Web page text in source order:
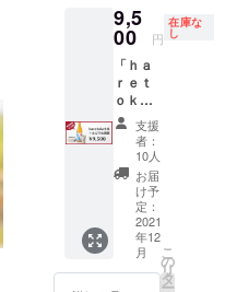
燕市秋
葉町4丁
号 【栄
養成分
表示品
150gあ
たり】
熱量：
68kcal
たんぱ
く質：
0.4g 脂
質：
13.3g
り」
（本町
そ菜出
荷組
合）
②「菌
床しい
たけ」
（しい
たけ新
六）
名
称：
しょう
ゆ漬け
(刻み)
２５６
－９３
－６３
５５
《定
員》１
０名
《講
師》加
藤 恵
http://s
nowdro
に使用
し、家
庭の食
卓に欠
かせな
い商品
熱々の
白米の
上にの
せて召
し上が
るもよ
し、お
酒の共
に召し
上がる
さい。
≪昆布
カッパ
１５０
g≫ 燕
市名産
をメイ
ン食材
に使用
し、家
庭の食
卓に欠
かせな
い商品
し開
発・醸
造！！
五百万
石なら
では
の、コ
メの旨
味を感
じら
れ、
スッキ
リとし
たのど
越し
米：五
百万石
産：ひ
うら農
場） 精
米歩
合：６
０％
（純米
吟醸規
格） ア
ルコー
ル度
数：１
純米吟
醸 し
ぼりた
て生原
酒≫ 酒
米：五
百万石
（燕市
産：ひ
うら農
場） 精
米歩
合：６
０％
（純米
吟醸規
本 ・
「まど
ろむ酒
器
桜」
（株式
会社新
越ワー
ス）：
２ケ ・
「昆布
カッパ
１５０
g」（料
亭 明治
9,5
00 円
在庫な
し
「ｈａ
ｒｅｔ
ｏｋ
ｅ」″ま
どろむ
酒器″
セット
【内
容】 ・
「清
酒 ｈ
ａｒｅ
ｔｏｋ
支援
者：
10人
お届
け予
定：
2021
年12
月
こ
の
リ
タ
ー